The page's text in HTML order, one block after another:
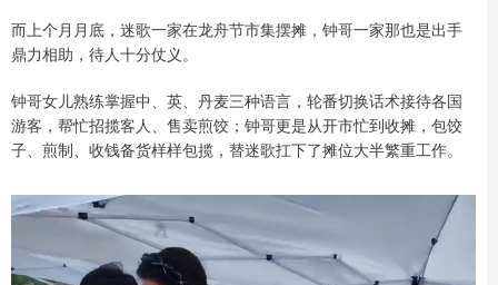
而上个月月底，迷歌一家在龙舟节市集摆摊，钟哥一家那也是出手
鼎力相助，待人十分仗义。
钟哥女儿熟练掌握中、英、丹麦三种语言，轮番切换话术接待各国
游客，帮忙招揽客人、售卖煎饺；钟哥更是从开市忙到收摊，包饺
子、煎制、收钱备货样样包揽，替迷歌扛下了摊位大半繁重工作。